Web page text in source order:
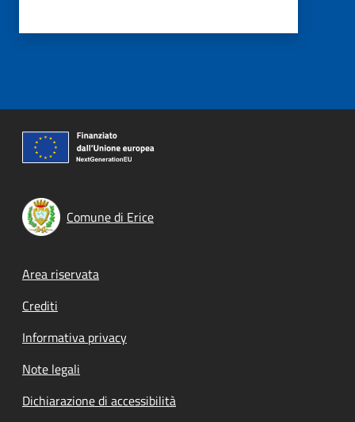
Comune di Erice
Footer menu
Area riservata
Crediti
Informativa privacy
Note legali
Dichiarazione di accessibilità